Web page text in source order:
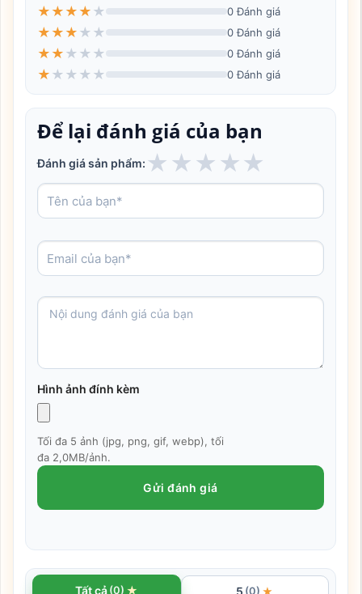
★ ★ ★ ★ ★ 0 Đánh giá
★ ★ ★ ★ ★ 0 Đánh giá
★ ★ ★ ★ ★ 0 Đánh giá
★ ★ ★ ★ ★ 0 Đánh giá
Để lại đánh giá của bạn
Đánh giá sản phẩm: ★ ★ ★ ★★
Hình ảnh đính kèm
Tối đa 5 ảnh (jpg, png, gif, webp), tối
đa 2,0MB/ảnh.
Gửi đánh giá
Tất cả (0) ★ (0)